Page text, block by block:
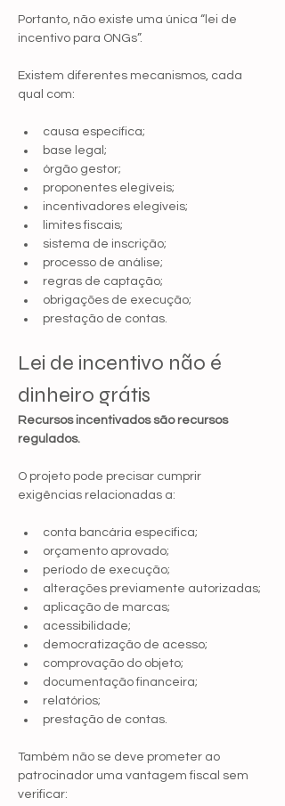
Portanto, não existe uma única “lei de
incentivo para ONGs”.
Existem diferentes mecanismos, cada
qual com:
causa específica;
base legal;
órgão gestor;
proponentes elegíveis;
incentivadores elegíveis;
limites fiscais;
sistema de inscrição;
processo de análise;
regras de captação;
obrigações de execução;
prestação de contas.
Lei de incentivo não é
dinheiro grátis
Recursos incentivados são recursos
regulados.
O projeto pode precisar cumprir
exigências relacionadas a:
conta bancária específica;
orçamento aprovado;
período de execução;
alterações previamente autorizadas;
aplicação de marcas;
acessibilidade;
democratização de acesso;
comprovação do objeto;
documentação financeira;
relatórios;
prestação de contas.
Também não se deve prometer ao
patrocinador uma vantagem fiscal sem
verificar: